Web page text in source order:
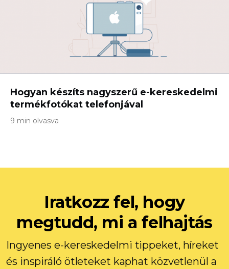
Hogyan készíts nagyszerű e-kereskedelmi
termékfotókat telefonjával
9 min olvasva
Iratkozz fel, hogy
megtudd, mi a felhajtás
Ingyenes e-kereskedelmi tippeket, híreket
és inspiráló ötleteket kaphat közvetlenül a